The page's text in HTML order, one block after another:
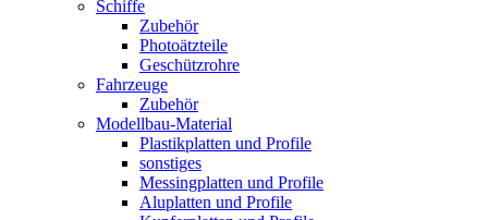
Schiffe
Zubehör
Photoätzteile
Geschützrohre
Fahrzeuge
Zubehör
Modellbau-Material
Plastikplatten und Profile
sonstiges
Messingplatten und Profile
Aluplatten und Profile